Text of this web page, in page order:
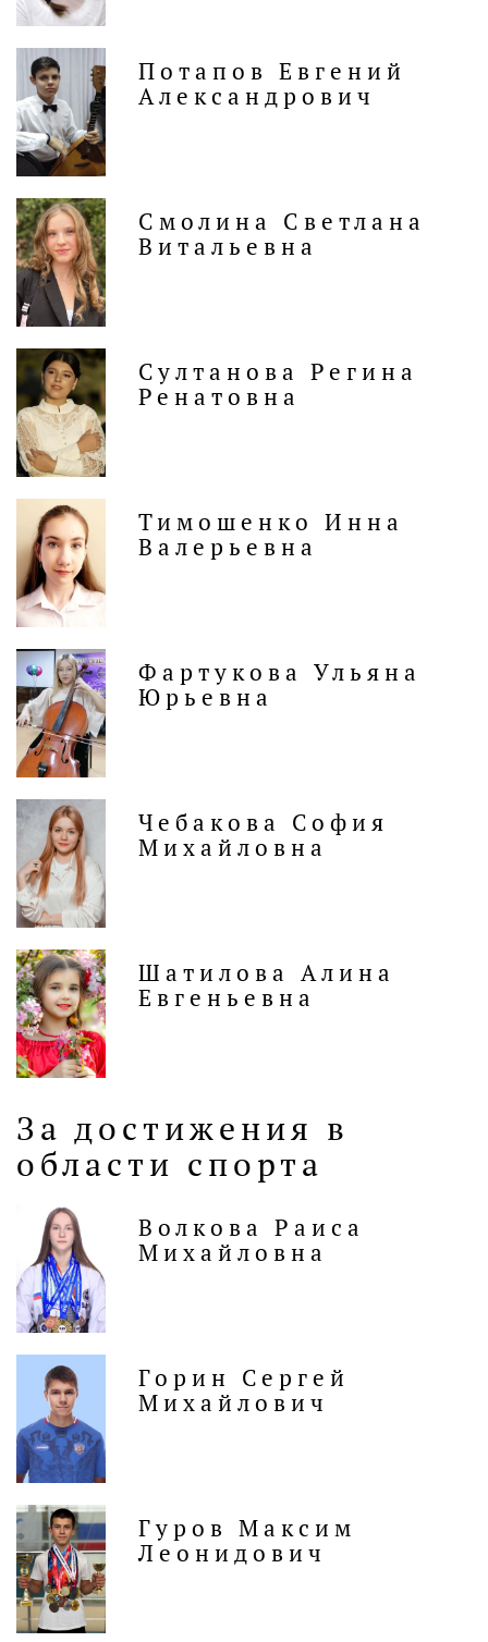
Потапов Евгений
Александрович
Смолина Светлана
Витальевна
Султанова Регина
Ренатовна
Тимошенко Инна
Валерьевна
Фартукова Ульяна
Юрьевна
Чебакова София
Михайловна
Шатилова Алина
Евгеньевна
За достижения в
области спорта
Волкова Раиса
Михайловна
Горин Сергей
Михайлович
Гуров Максим
Леонидович